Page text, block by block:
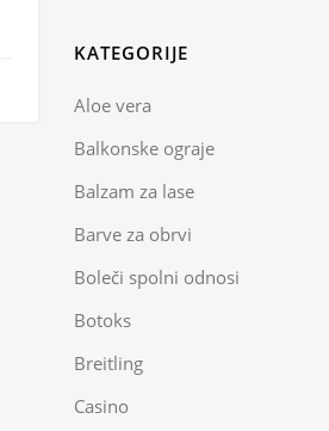
KATEGORIJE
Aloe vera
Balkonske ograje
Balzam za lase
Barve za obrvi
Boleči spolni odnosi
Botoks
Breitling
Casino